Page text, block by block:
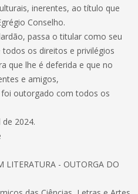
inerentes, ao título que
Conselho.
passa o titular como seu
os direitos e privilégios
que lhe é deferida e que no
e amigos,
outorgado com todos os
2024.
LITERATURA - OUTORGA DO